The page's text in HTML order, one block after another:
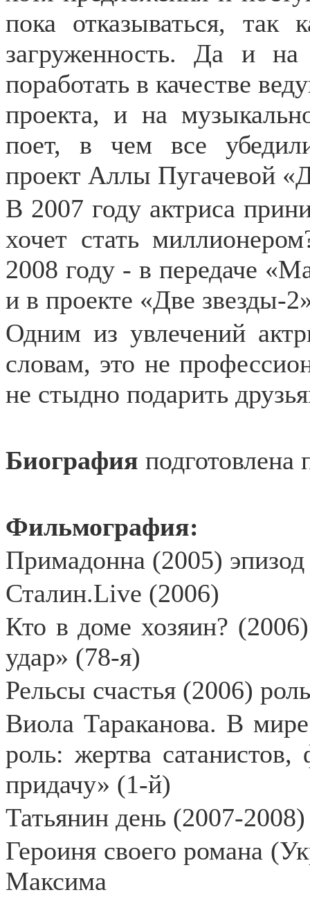
пока отказываться, так
загруженность. Да и
поработать в качестве
проекта, и на
поет, в чем все
проект Аллы Пугачевой
В 2007 году актриса
хочет стать
2008 году - в передаче
и в проекте «Две звезды-
Одним из увлечений
словам, это не
не стыдно подарить
Биография
Фильмография:
Примадонна (2005) эпизод
Сталин.Live (2006)
Кто в доме хозяин?
удар» (78-я)
Рельсы счастья (2006)
Виола Тараканова. В
роль: жертва
придачу» (1-й)
Татьянин день (2007-
Героиня своего романа
Максима